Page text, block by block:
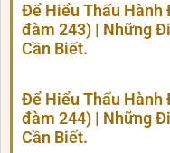
Để Hiểu Thấu Hành
đàm 243) | Những
Cần Biết.
Để Hiểu Thấu Hành
đàm 244) | Những
Cần Biết.